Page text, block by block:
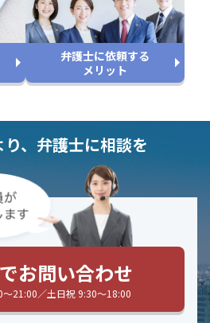
弁護士に依頼する
メリット
、弁護士に相談を
お問い合わせ
〜21:00／土日祝 9:30〜18:00